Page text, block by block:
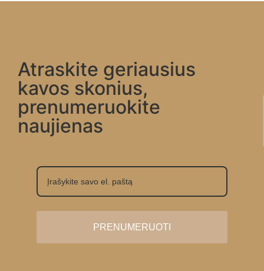
Atraskite geriausius
kavos skonius,
prenumeruokite
naujienas
PRENUMERUOTI